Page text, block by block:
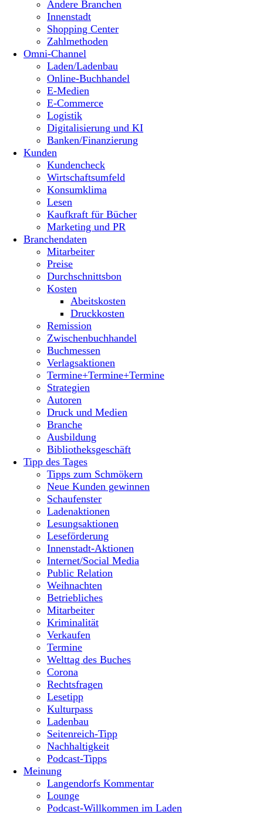
Andere Branchen
Innenstadt
Shopping Center
Zahlmethoden
Omni-Channel
Laden/Ladenbau
Online-Buchhandel
E-Medien
E-Commerce
Logistik
Digitalisierung und KI
Banken/Finanzierung
Kunden
Kundencheck
Wirtschaftsumfeld
Konsumklima
Lesen
Kaufkraft für Bücher
Marketing und PR
Branchendaten
Mitarbeiter
Preise
Durchschnittsbon
Kosten
Abeitskosten
Druckkosten
Remission
Zwischenbuchhandel
Buchmessen
Verlagsaktionen
Termine+Termine+Termine
Strategien
Autoren
Druck und Medien
Branche
Ausbildung
Bibliotheksgeschäft
Tipp des Tages
Tipps zum Schmökern
Neue Kunden gewinnen
Schaufenster
Ladenaktionen
Lesungsaktionen
Leseförderung
Innenstadt-Aktionen
Internet/Social Media
Public Relation
Weihnachten
Betriebliches
Mitarbeiter
Kriminalität
Verkaufen
Termine
Welttag des Buches
Corona
Rechtsfragen
Lesetipp
Kulturpass
Ladenbau
Seitenreich-Tipp
Nachhaltigkeit
Podcast-Tipps
Meinung
Langendorfs Kommentar
Lounge
Podcast-Willkommen im Laden